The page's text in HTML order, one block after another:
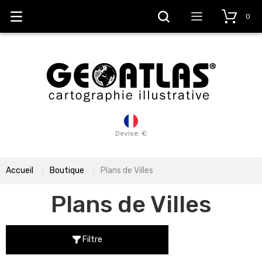
Devise: €
0
Accueil Boutique Plans de Villes
Plans de Villes
Filtre